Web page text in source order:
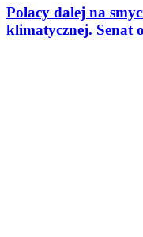
Polacy dalej na
klimatycznej. Senat